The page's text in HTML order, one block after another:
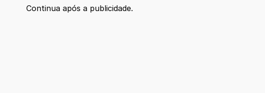
Continua após a publicidade.